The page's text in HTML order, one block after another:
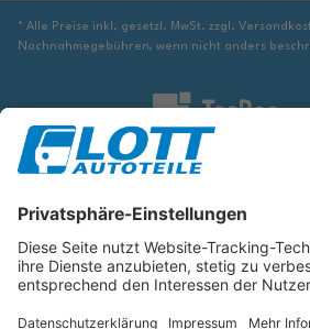
* Alle Preise inkl. gesetzl. MwSt. zzgl.
Nachnahmegebühren, wenn nicht anders
Wir sind verpflichtet Sie darauf hinzuweisen,
entspricht und für das betreffende Automobil
Die hier angezeigten Daten, insbesondere die
nicht kopiert werden. Es ist zu unterlassen, die
verbreiten und/oder diese Handlungen durch